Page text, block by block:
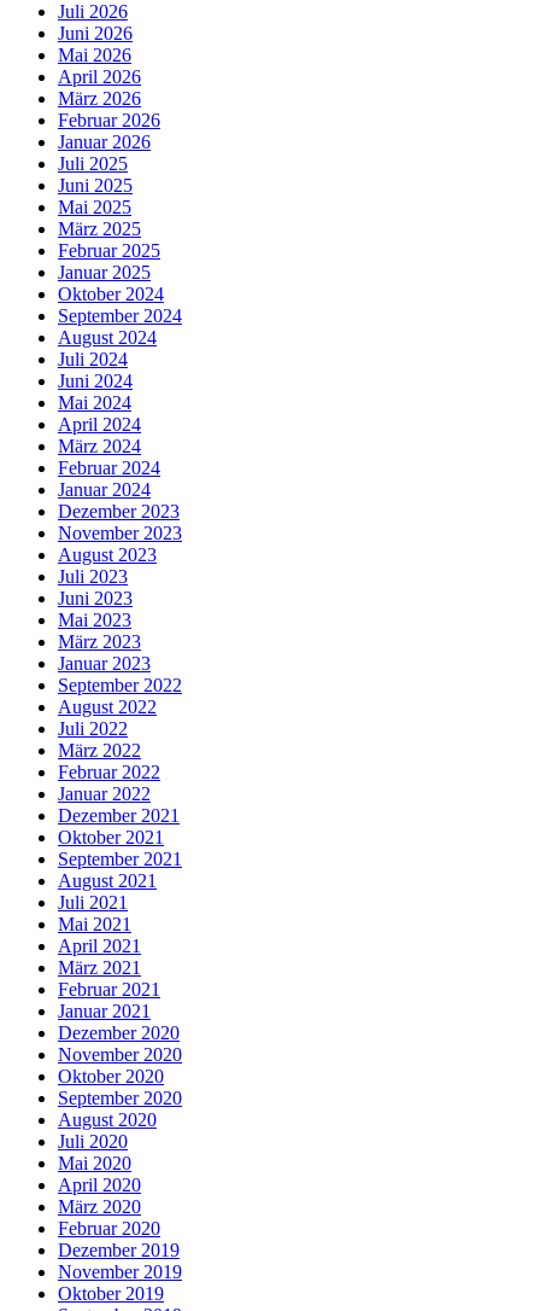
Juli 2026
Juni 2026
Mai 2026
April 2026
März 2026
Februar 2026
Januar 2026
Juli 2025
Juni 2025
Mai 2025
März 2025
Februar 2025
Januar 2025
Oktober 2024
September 2024
August 2024
Juli 2024
Juni 2024
Mai 2024
April 2024
März 2024
Februar 2024
Januar 2024
Dezember 2023
November 2023
August 2023
Juli 2023
Juni 2023
Mai 2023
März 2023
Januar 2023
September 2022
August 2022
Juli 2022
März 2022
Februar 2022
Januar 2022
Dezember 2021
Oktober 2021
September 2021
August 2021
Juli 2021
Mai 2021
April 2021
März 2021
Februar 2021
Januar 2021
Dezember 2020
November 2020
Oktober 2020
September 2020
August 2020
Juli 2020
Mai 2020
April 2020
März 2020
Februar 2020
Dezember 2019
November 2019
Oktober 2019